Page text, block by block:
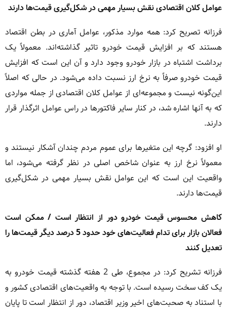
عوامل کلان اقتصادی نقش بسیار مهمی در شکل‌گیری قیمت‌ها دارند
فرزانه تصریح کرد: همه موارد مذکور، عوامل آماری در بطن اقتصاد
هستند که بر افزایش قیمت خودرو تاثیر گذاشته‌اند. معمولاً یک
برداشت اشتباه در بازار خودرو وجود دارد و آن این است که افزایش
قیمت خودرو صرفاً به نرخ ارز نسبت داده می‌شود. در حالی که اصلاً
این‌گونه نیست و مجموعه‌ای از عوامل کلان اقتصادی از جمله مواردی
که به آنها اشاره شد، در کنار سایر فاکتورها در راس عوامل اثرگذار قرار
دارند.
او افزود: گرچه این متغیرها برای عموم مردم چندان آشکار نیستند و
معمولاً نرخ ارز به عنوان شاخص اصلی در نظر گرفته می‌شود، اما
واقعیت این است که این عوامل نقش بسیار مهمی در شکل‌گیری
قیمت‌ها دارند.
کاهش محسوس قیمت خودرو دور از انتظار است / ممکن است
فعالان بازار برای تدام فعالیت‌های خود حدود 5 درصد دیگر قیمت‌ها را
تعدیل کنند
فرزانه تشریح کرد: در مجموع، طی 2 هفته گذشته قیمت خودرو به
یک کف سخت رسیده است. با توجه به واقعیت‌های اقتصادی کشور و
با استناد به صحبت‌های اخیر وزیر اقتصاد، دور از انتظار است تا پایان